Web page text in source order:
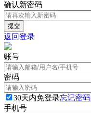
确认新密码
返回登录
账号
密码
30天内免登录忘记密码
手机号